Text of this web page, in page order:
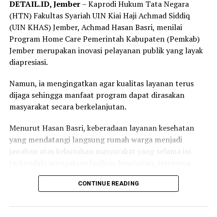
dana secara bertahap sesuai kemampuan melalui mitra
yang telah bekerja sama dengan BPJS Kesehatan.
Program ini dikembangkan dalam dua skema layanan,
yaitu digital-kolektif dan konvensional-perorangan,
sehingga dapat menjangkau berbagai kelompok
Pada skema digital-kolektif, peserta mendaftar melalui
platform mitra seperti aplikasi digital dan ekosistem
Kesehatan.
Peserta kemudian menabung secara berkala, misalnya
akan membayarkan iuran JKN peserta melalui virtual
DETAIL.ID, Jember– Kaprodi Hukum Tata Negara
(HTN) Fakultas Syariah UIN Kiai Haji Achmad Siddiq
(UIN KHAS) Jember, Achmad Hasan Basri, menilai
Program Home Care Pemerintah Kabupaten (Pemkab)
Jember merupakan inovasi pelayanan publik yang layak
diapresiasi.
Namun, ia mengingatkan agar kualitas layanan terus
dijaga sehingga manfaat program dapat dirasakan
masyarakat secara berkelanjutan.
Menurut Hasan Basri, keberadaan layanan kesehatan
yang mendatangi langsung rumah warga menjadi
jawaban atas kebutuhan masyarakat yang selama ini
kalangan kurang mampu, lanjut usia, penyandang
disabilitas, maupun pasien dengan keterbatasan
CONTINUE READING